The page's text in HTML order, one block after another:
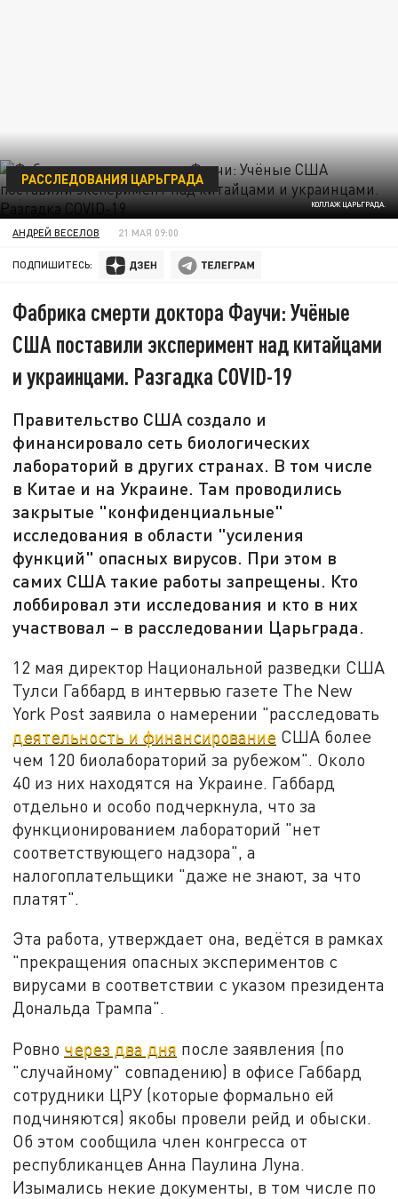
КОЛЛАЖ ЦАРЬГРАДА.
РАССЛЕДОВАНИЯ ЦАРЬГРАДА
АНДРЕЙ ВЕСЕЛОВ 21 МАЯ 09:00
ПОДПИШИТЕСЬ:
Фабрика смерти доктора Фаучи: Учёные
США поставили эксперимент над китайцами
и украинцами. Разгадка COVID-19
Правительство США создало и
финансировало сеть биологических
лабораторий в других странах. В том числе
в Китае и на Украине. Там проводились
закрытые "конфиденциальные"
исследования в области "усиления
функций" опасных вирусов. При этом в
самих США такие работы запрещены. Кто
лоббировал эти исследования и кто в них
участвовал – в расследовании Царьграда.
12 мая директор Национальной разведки США
Тулси Габбард в интервью газете The New
York Post заявила о намерении "расследовать
деятельность и финансирование США более
чем 120 биолабораторий за рубежом". Около
40 из них находятся на Украине. Габбард
отдельно и особо подчеркнула, что за
функционированием лабораторий "нет
соответствующего надзора", а
налогоплательщики "даже не знают, за что
платят".
Эта работа, утверждает она, ведётся в рамках
"прекращения опасных экспериментов с
вирусами в соответствии с указом президента
Дональда Трампа".
Ровно через два дня после заявления (по
"случайному" совпадению) в офисе Габбард
сотрудники ЦРУ (которые формально ей
подчиняются) якобы провели рейд и обыски.
Об этом сообщила член конгресса от
республиканцев Анна Паулина Луна.
Изымались некие документы, в том числе по